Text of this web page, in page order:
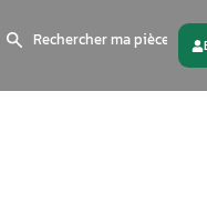
Contactez - nous